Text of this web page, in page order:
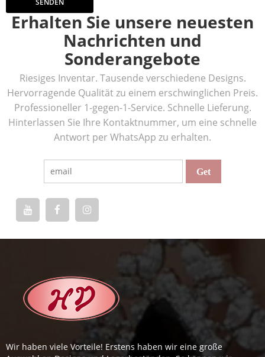
SENDEN
Erhalten Sie unsere neuesten
Nachrichten und
Sonderangebote
Riesiges Inventar. Tausende verschiedene Designs.
Hervorragende Qualität zu einem erschwinglichen Preis.
Professioneller 1-gegen-1-Service. Schnelle Lieferung.
Hinterlassen Sie Ihre Kontaktnummer, um eine schnelle
Antwort per WhatsApp zu erhalten.
Wir haben viele Vorteile! Erstens haben wir eine große